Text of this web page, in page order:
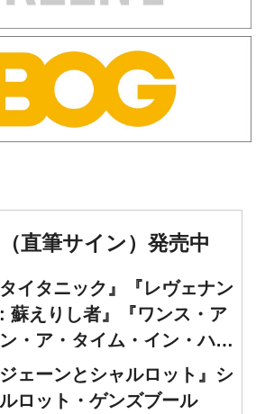
直筆サイン）発売中
タイタニック』『レヴェナン
: 蘇えりし者』『ワンス・ア
・ア・タイム・イン・ハリ
ッド』レオナルド・ディカプ
オ 直筆オートグラフ発売中
ジェーンとシャルロット』シ
ルロット・ゲンズブール